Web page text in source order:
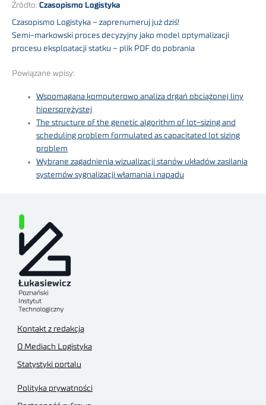
Źródło: Czasopismo Logistyka
Czasopismo Logistyka – zaprenumeruj już dziś!
Semi-markowski proces decyzyjny jako model optymalizacji
procesu eksploatacji statku – plik PDF do pobrania
Powiązane wpisy:
Wspomagana komputerowo analiza drgań obciążonej liny
hipersprężystej
The structure of the genetic algorithm of lot-sizing and
scheduling problem formulated as capacitated lot sizing
problem
Wybrane zagadnienia wizualizacji stanów układów zasilania
systemów sygnalizacji włamania i napadu
Kontakt z redakcją
O Mediach Logistyka
Statystyki portalu
Polityka prywatności